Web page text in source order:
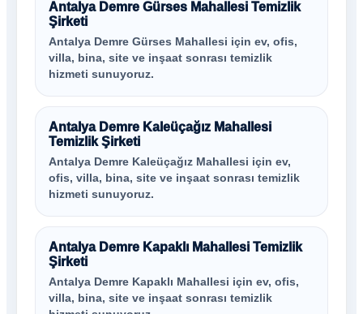
Antalya Demre Gürses Mahallesi Temizlik
Şirketi
Antalya Demre Gürses Mahallesi için ev, ofis,
villa, bina, site ve inşaat sonrası temizlik
hizmeti sunuyoruz.
Antalya Demre Kaleüçağız Mahallesi
Temizlik Şirketi
Antalya Demre Kaleüçağız Mahallesi için ev,
ofis, villa, bina, site ve inşaat sonrası temizlik
hizmeti sunuyoruz.
Antalya Demre Kapaklı Mahallesi Temizlik
Şirketi
Antalya Demre Kapaklı Mahallesi için ev, ofis,
villa, bina, site ve inşaat sonrası temizlik